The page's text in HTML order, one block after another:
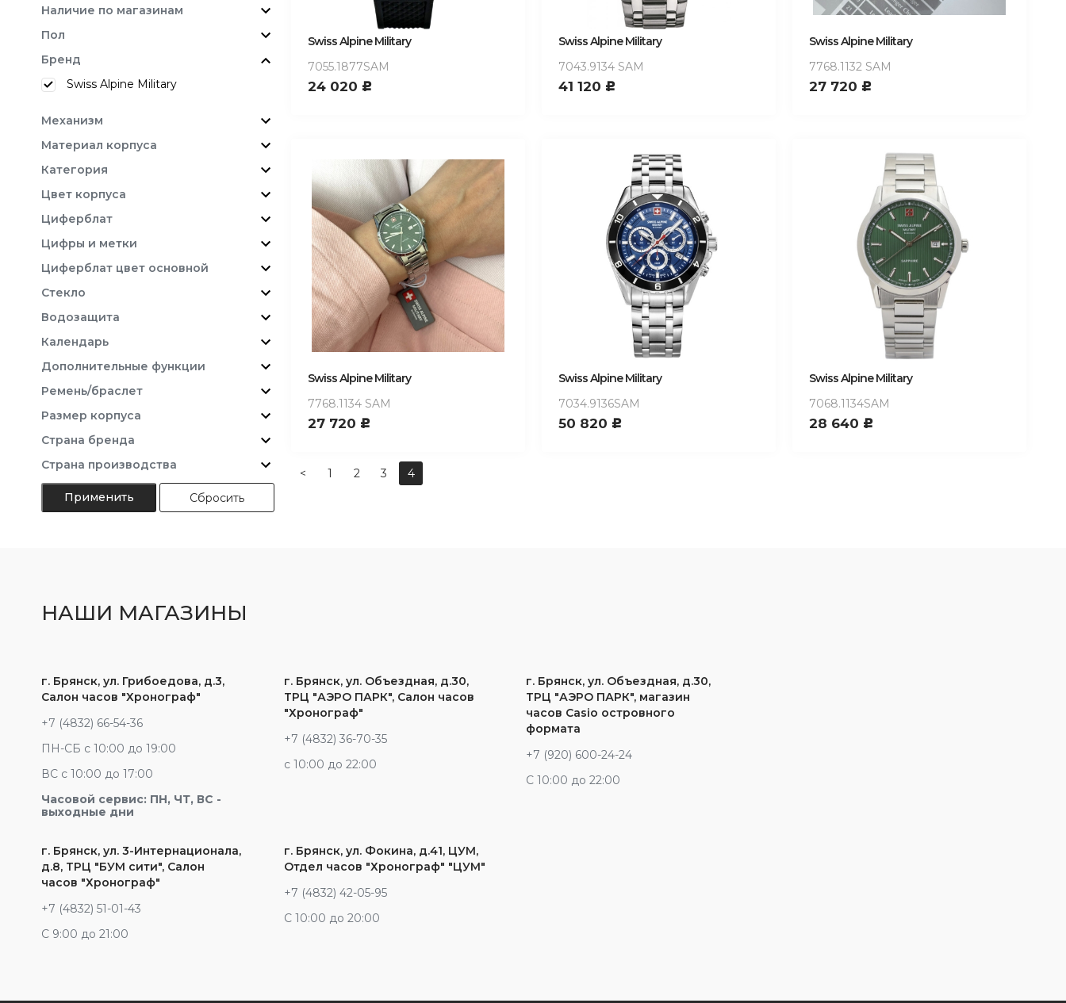
Наличие по магазинам
Пол
Бренд
Swiss Alpine Military
Механизм
Материал корпуса
Категория
Цвет корпуса
Циферблат
Цифры и метки
Циферблат цвет основной
Стекло
Водозащита
Календарь
Дополнительные функции
Ремень/браслет
Размер корпуса
Страна бренда
Страна производства
Сбросить
Swiss Alpine Military
7055.1877SAM
24 020 c
Swiss Alpine Military
7043.9134 SAM
41 120 c
Swiss Alpine Military
7768.1132 SAM
27 720 c
Swiss Alpine Military
7768.1134 SAM
27 720 c
Swiss Alpine Military
7034.9136SAM
50 820 c
Swiss Alpine Military
7068.1134SAM
28 640 c
< 1 2 3 4
НАШИ МАГАЗИНЫ
г. Брянск, ул. Грибоедова, д.3,
Салон часов "Хронограф"
+7 (4832) 66-54-36
ПН-СБ с 10:00 до 19:00
ВС с 10:00 до 17:00
Часовой сервис: ПН, ЧТ, ВС -
выходные дни
г. Брянск, ул. Объездная, д.30,
ТРЦ "АЭРО ПАРК", Салон часов
"Хронограф"
+7 (4832) 36-70-35
c 10:00 до 22:00
г. Брянск, ул. Объездная, д.30,
ТРЦ "АЭРО ПАРК", магазин
часов Casio островного
формата
+7 (920) 600-24-24
С 10:00 до 22:00
г. Брянск, ул. 3-Интернационала,
д.8, ТРЦ "БУМ сити", Салон
часов "Хронограф"
+7 (4832) 51-01-43
С 9:00 до 21:00
г. Брянск, ул. Фокина, д.41, ЦУМ,
Отдел часов "Хронограф" "ЦУМ"
+7 (4832) 42-05-95
С 10:00 до 20:00